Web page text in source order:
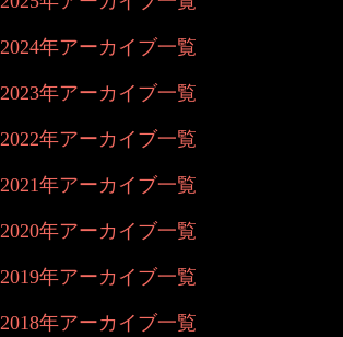
2024年アーカイブ一覧
2023年アーカイブ一覧
2022年アーカイブ一覧
2021年アーカイブ一覧
2020年アーカイブ一覧
2019年アーカイブ一覧
2018年アーカイブ一覧